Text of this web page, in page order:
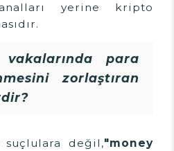
yerine kripto
vakalarında para
zorlaştıran
suçlulara değil,"money